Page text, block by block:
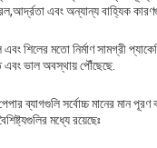
এবং অন্যান্য বাহ্যিক
এবং শিলের মতো নির্মাণ সামগ্রী
ভাল অবস্থায় পৌঁছেছে.
ব্যাগগুলি সর্বোচ্চ মানের মান
মধ্যে রয়েছেঃ